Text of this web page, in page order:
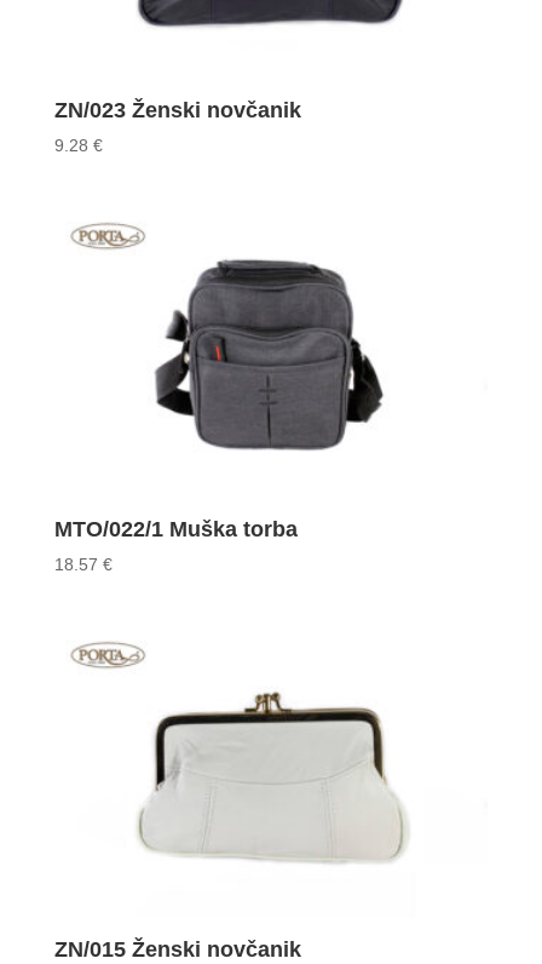
ZN/023 Ženski novčanik
9.28 €
MTO/022/1 Muška torba
18.57 €
ZN/015 Ženski novčanik